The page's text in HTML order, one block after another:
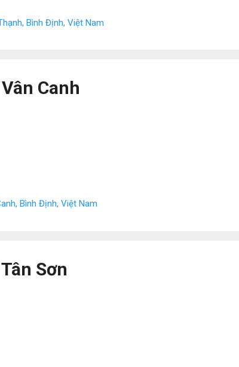
Bình Định, Việt Nam
Canh
Bình Định, Việt Nam
Sơn